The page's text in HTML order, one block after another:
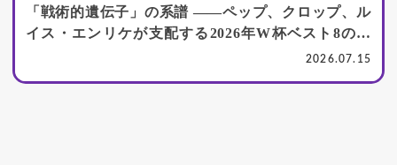
「戦術的遺伝子」の系譜 ――ペップ、クロップ、ル
イス・エンリケが支配する2026年W杯ベスト8の深
2026.07.15